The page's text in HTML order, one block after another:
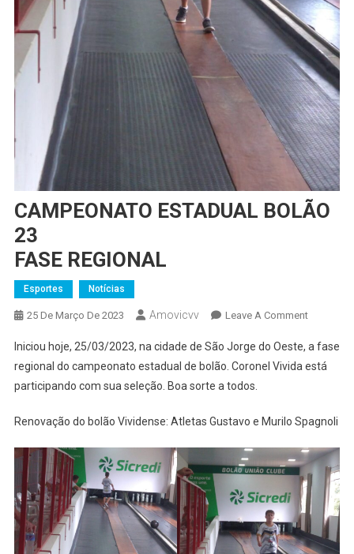
CAMPEONATO ESTADUAL BOLÃO
23
FASE REGIONAL
Esportes Notícias
25 De Março De 2023 Amovicvv Leave A CommentOn
BOLÃO
Iniciou hoje, 25/03/2023, na cidade de São Jorge do Oeste, a fase
regional do campeonato estadual de bolão. Coronel Vivida está
participando com sua seleção. Boa sorte a todos.
Renovação do bolão Vividense: Atletas Gustavo e Murilo Spagnoli